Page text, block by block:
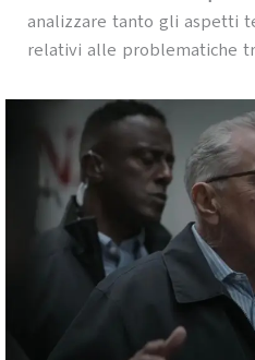
analizzare tanto gli aspetti
relativi alle problematiche